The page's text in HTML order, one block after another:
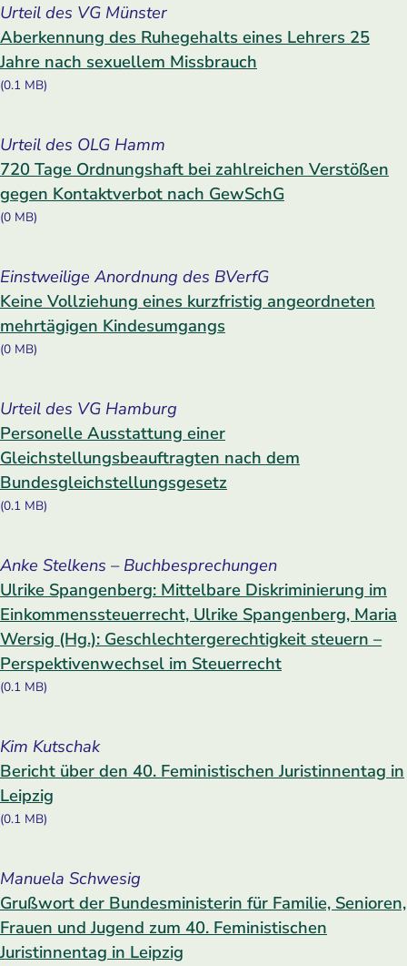
Urteil des VG Münster
Aberkennung des Ruhegehalts eines Lehrers 25
Jahre nach sexuellem Missbrauch
(0.1 MB)
Urteil des OLG Hamm
720 Tage Ordnungshaft bei zahlreichen Verstößen
gegen Kontaktverbot nach GewSchG
(0 MB)
Einstweilige Anordnung des BVerfG
Keine Vollziehung eines kurzfristig angeordneten
mehrtägigen Kindesumgangs
(0 MB)
Urteil des VG Hamburg
Personelle Ausstattung einer
Gleichstellungsbeauftragten nach dem
Bundesgleichstellungsgesetz
(0.1 MB)
Anke Stelkens – Buchbesprechungen
Ulrike Spangenberg: Mittelbare Diskriminierung im
Einkommenssteuerrecht, Ulrike Spangenberg, Maria
Wersig (Hg.): Geschlechtergerechtigkeit steuern –
Perspektivenwechsel im Steuerrecht
(0.1 MB)
Kim Kutschak
Bericht über den 40. Feministischen Juristinnentag in
Leipzig
(0.1 MB)
Manuela Schwesig
Grußwort der Bundesministerin für Familie, Senioren,
Frauen und Jugend zum 40. Feministischen
Juristinnentag in Leipzig